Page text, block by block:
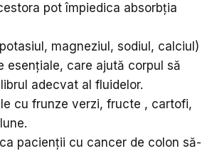
pot împiedica absorbția
potasiul, magneziul, sodiul, calciul)
esențiale, care ajută corpul să
adecvat al fluidelor.
cu frunze verzi, fructe , cartofi,
pacienții cu cancer de colon să-